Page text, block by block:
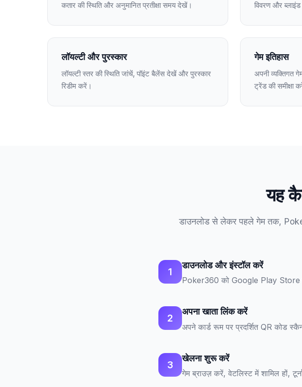
कतार की स्थिति और अनुमानित प्रतीक्षा समय देखें।
विवरण और
लॉयल्टी और पुरस्कार
लॉयल्टी स्तर की स्थिति जांचें, पॉइंट बैलेंस देखें और पुरस्कार
रिडीम करें।
गेम इतिहास
अपनी व्यक्तिगत
ट्रेंड की समीक्षा
यह
डाउनलोड से लेकर पहले गेम तक,
1
डाउनलोड और इंस्टॉल करें
Poker360 को Google Play
2
अपना खाता लिंक करें
अपने कार्ड रूम पर प्रदर्शित QR कोड
3
खेलना शुरू करें
गेम ब्राउज़ करें, वेटलिस्ट में शामिल हों,